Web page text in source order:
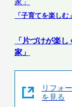
「子育てを楽しむ」
「片づけが楽し
家」
リフォ
を見る